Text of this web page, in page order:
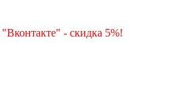
- скидка 5%!